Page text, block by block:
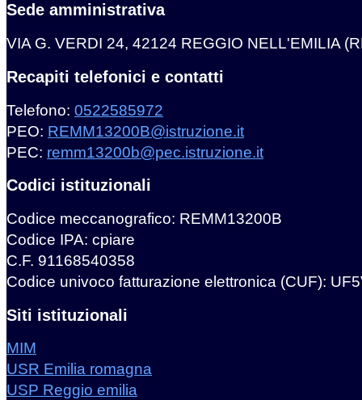
Sede amministrativa
VIA G. VERDI 24, 42124 REGGIO NELL'EMILIA
Recapiti telefonici e contatti
Telefono: 0522585972
PEO: REMM13200B@istruzione.it
PEC: remm13200b@pec.istruzione.it
Codici istituzionali
Codice meccanografico: REMM13200B
Codice IPA: cpiare
C.F. 91168540358
Codice univoco fatturazione elettronica (CUF):
Siti istituzionali
MIM
USR Emilia romagna
USP Reggio emilia